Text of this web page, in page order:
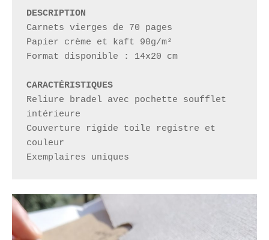
DESCRIPTION
Carnets vierges de 70 pages
Papier crème et kaft 90g/m²
Format disponible : 14x20 cm
CARACTÉRISTIQUES
Reliure bradel avec pochette soufflet
intérieure
Couverture rigide toile registre et
couleur
Exemplaires uniques